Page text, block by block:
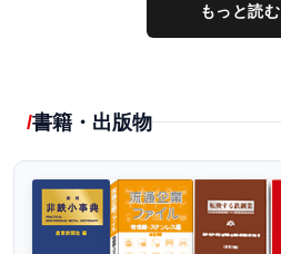
もっと読む
書籍・出版物